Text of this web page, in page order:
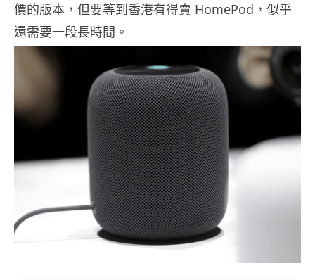
價的版本，但要等到香港有得賣 HomePod，似乎
還需要一段長時間。